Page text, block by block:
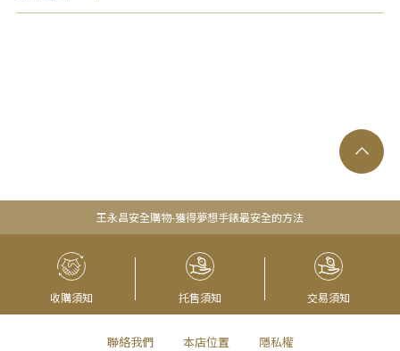
王永昌安全購物-獲得夢想手錶最安全的方法
收購須知 托售須知 交易須知
聯絡我們 本店位置 隱私權